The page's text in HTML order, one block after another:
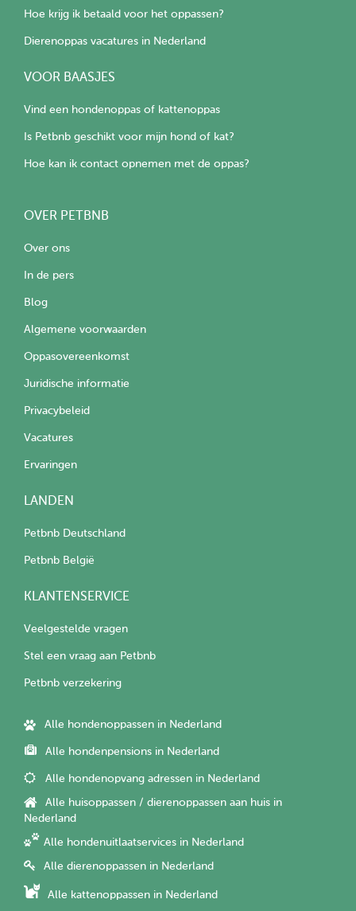
Hoe krijg ik betaald voor het oppassen?
Dierenoppas vacatures in Nederland
VOOR BAASJES
Vind een hondenoppas of kattenoppas
Is Petbnb geschikt voor mijn hond of kat?
Hoe kan ik contact opnemen met de oppas?
OVER PETBNB
Over ons
In de pers
Blog
Algemene voorwaarden
Oppasovereenkomst
Juridische informatie
Privacybeleid
Vacatures
Ervaringen
LANDEN
Petbnb Deutschland
Petbnb België
KLANTENSERVICE
Veelgestelde vragen
Stel een vraag aan Petbnb
Petbnb verzekering
Alle hondenoppassen in Nederland
Alle hondenpensions in Nederland
Alle hondenopvang adressen in Nederland
Alle huisoppassen / dierenoppassen aan huis in
Nederland
Alle hondenuitlaatservices in Nederland
Alle dierenoppassen in Nederland
Alle kattenoppassen in Nederland